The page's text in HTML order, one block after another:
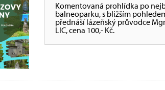
Komentovaná prohlídka po
balneoparku, s bližším
přednáší lázeňský průvodce
LIC, cena 100,- Kč.